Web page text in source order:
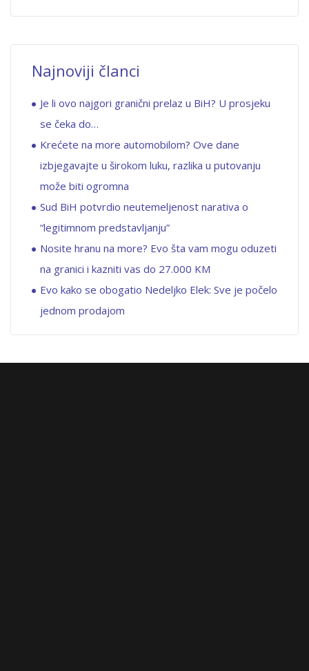
Najnoviji članci
Je li ovo najgori granični prelaz u BiH? U prosjeku
se čeka do…
Krećete na more automobilom? Ove dane
izbjegavajte u širokom luku, razlika u putovanju
može biti ogromna
Sud BiH potvrdio neutemeljenost narativa o
“legitimnom predstavljanju”
Nosite hranu na more? Evo šta vam mogu oduzeti
na granici i kazniti vas do 27.000 KM
Evo kako se obogatio Nedeljko Elek: Sve je počelo
jednom prodajom